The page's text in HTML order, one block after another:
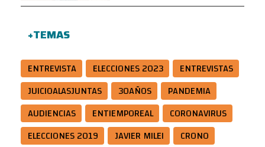
+TEMAS
ENTREVISTA ELECCIONES 2023
ENTREVISTAS
JUICIOALASJUNTAS
30AÑOS
PANDEMIA
AUDIENCIAS
ENTIEMPOREAL
CORONAVIRUS
ELECCIONES 2019
JAVIER MILEI
CRONO